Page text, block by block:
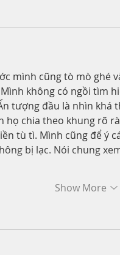
mình cũng tò mò ghé
không có ngồi tìm
tượng đầu là nhìn
họ chia theo khung rõ
tù tì. Mình cũng để ý
bị lạc. Nói chung
Show More